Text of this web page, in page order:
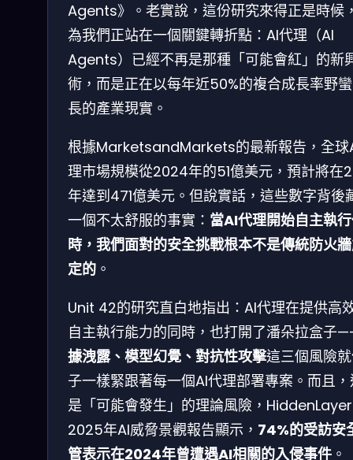
Agents》。老實說，這份研究來得正是時候
為我們正站在一個關鍵轉折點：AI代理（AI
Agents）已經不再是那種「可能會紅」的新
術，而是正在以每年近50%的複合成長率野
長的產業現實。
根據MarketsandMarkets的最新報告，全球
理市場規模從2024年的51億美元，預計將在
年達到471億美元。但說實話，這些數字背後
一個不太舒服的事實： 當AI代理開始自主執
時，我們面對的安全挑戰根本不是傳統防火
定的 。
Unit 42的研究直白地指出：AI代理在提供高
自主執行能力的同時，也打開了潘朵拉盒子
據洩露、模型幻覺、對抗性攻擊這三個風險
子一樣緊跟著每一個AI代理部署專案。而且
是「可能會發生」的理論風險，
2025年AI威脅景觀報告顯示， 74%的受訪安
管表示在2024年曾遭遇AI相關的入侵事件 。